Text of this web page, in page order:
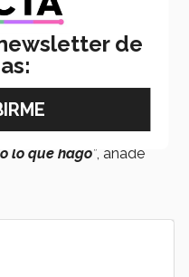
recibían ese día la
hasta 40 años
que ser profesor es
que gustar,si no, te
años.
de seguir
lo que hago”, añade
de